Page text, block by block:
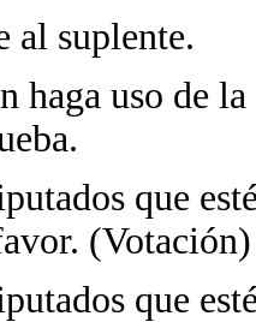
al suplente.
haga uso de
que
(Votación)
que